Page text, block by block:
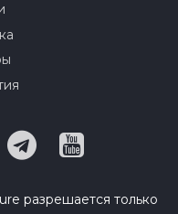
разрешается только